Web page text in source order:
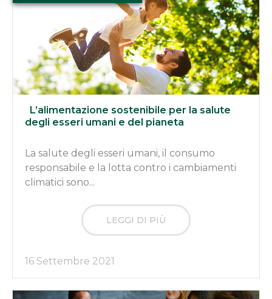
L’alimentazione sostenibile per la salute
degli esseri umani e del pianeta
La salute degli esseri umani, il consumo
responsabile e la lotta contro i cambiamenti
climatici sono...
LEGGI DI PIÙ
16 Settembre 2021